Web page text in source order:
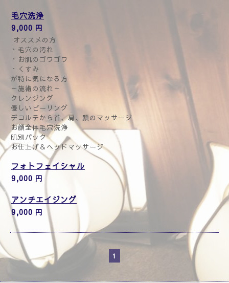
毛穴洗浄
9,000 円
オススメの方
・毛穴の汚れ
・お肌のゴワゴワ
・くすみ
が特に気になる方
～施術の流れ～
クレンジング
優しいピーリング
デコルテから首、肩、顔のマッサージ
お顔全体毛穴洗浄
肌別パック
お仕上げ＆ヘッドマッサージ
フォトフェイシャル
9,000 円
アンチエイジング
9,000 円
1